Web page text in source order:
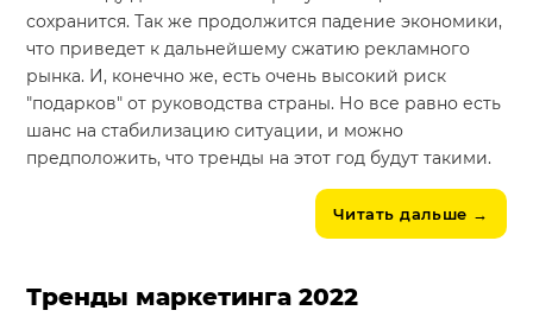
сохранится. Так же продолжится падение экономики,
что приведет к дальнейшему сжатию рекламного
рынка. И, конечно же, есть очень высокий риск
"подарков" от руководства страны. Но все равно есть
шанс на стабилизацию ситуации, и можно
предположить, что тренды на этот год будут такими.
Читать дальше →
Тренды маркетинга 2022